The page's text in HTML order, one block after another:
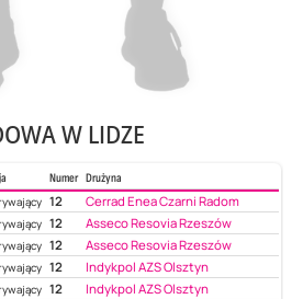
W LIDZE
Numer Drużyna
12 Cerrad Enea Czarni Radom
12 Asseco Resovia Rzeszów
12 Asseco Resovia Rzeszów
12 Indykpol AZS Olsztyn
12 Indykpol AZS Olsztyn